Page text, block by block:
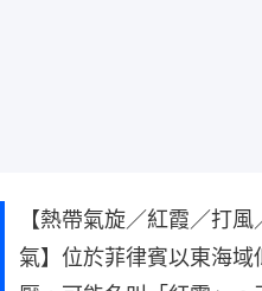
【熱帶氣旋／紅霞／打
氣】位於菲律賓以東海